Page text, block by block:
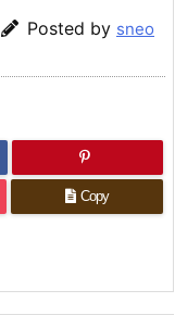
Posted by sneo
Copy